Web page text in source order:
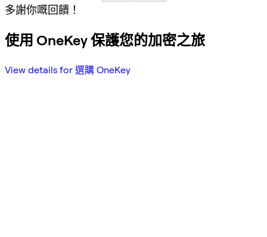
多謝你嘅回饋！
使用 OneKey 保護您的加密之旅
View details for 選購 OneKey